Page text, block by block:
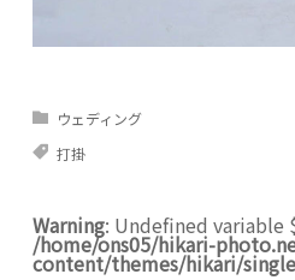
ウェディング
打掛
Warning: Undefined variable
/home/ons05/hikari-
content/themes/hikari/